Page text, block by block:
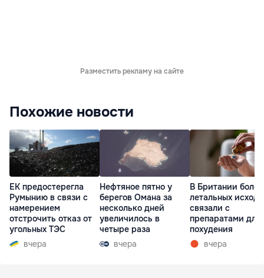
Разместить рекламу на сайте
Похожие новости
ЕК предостерегла
Румынию в связи с
намерением
отстрочить отказ от
угольных ТЭС
вчера
Нефтяное пятно у
берегов Омана за
несколько дней
увеличилось в
четыре раза
вчера
В Британии
летальных
связали с
препаратами для
похудения
вчера